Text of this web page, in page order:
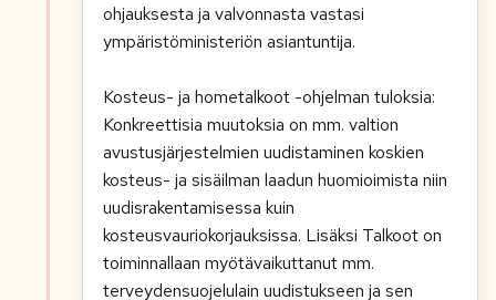
ohjauksesta ja valvonnasta vastasi
ympäristöministeriön asiantuntija.
Kosteus- ja hometalkoot -ohjelman tuloksia:
Konkreettisia muutoksia on mm. valtion
avustusjärjestelmien uudistaminen koskien
kosteus- ja sisäilman laadun huomioimista niin
uudisrakentamisessa kuin
kosteusvauriokorjauksissa. Lisäksi Talkoot on
toiminnallaan myötävaikuttanut mm.
terveydensuojelulain uudistukseen ja sen